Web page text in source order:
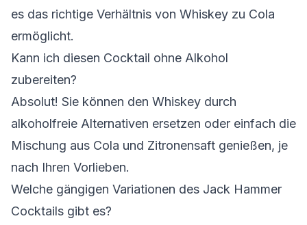
es das richtige Verhältnis von Whiskey zu Cola
ermöglicht.
Kann ich diesen Cocktail ohne Alkohol
zubereiten?
Absolut! Sie können den Whiskey durch
alkoholfreie Alternativen ersetzen oder einfach die
Mischung aus Cola und Zitronensaft genießen, je
nach Ihren Vorlieben.
Welche gängigen Variationen des Jack Hammer
Cocktails gibt es?